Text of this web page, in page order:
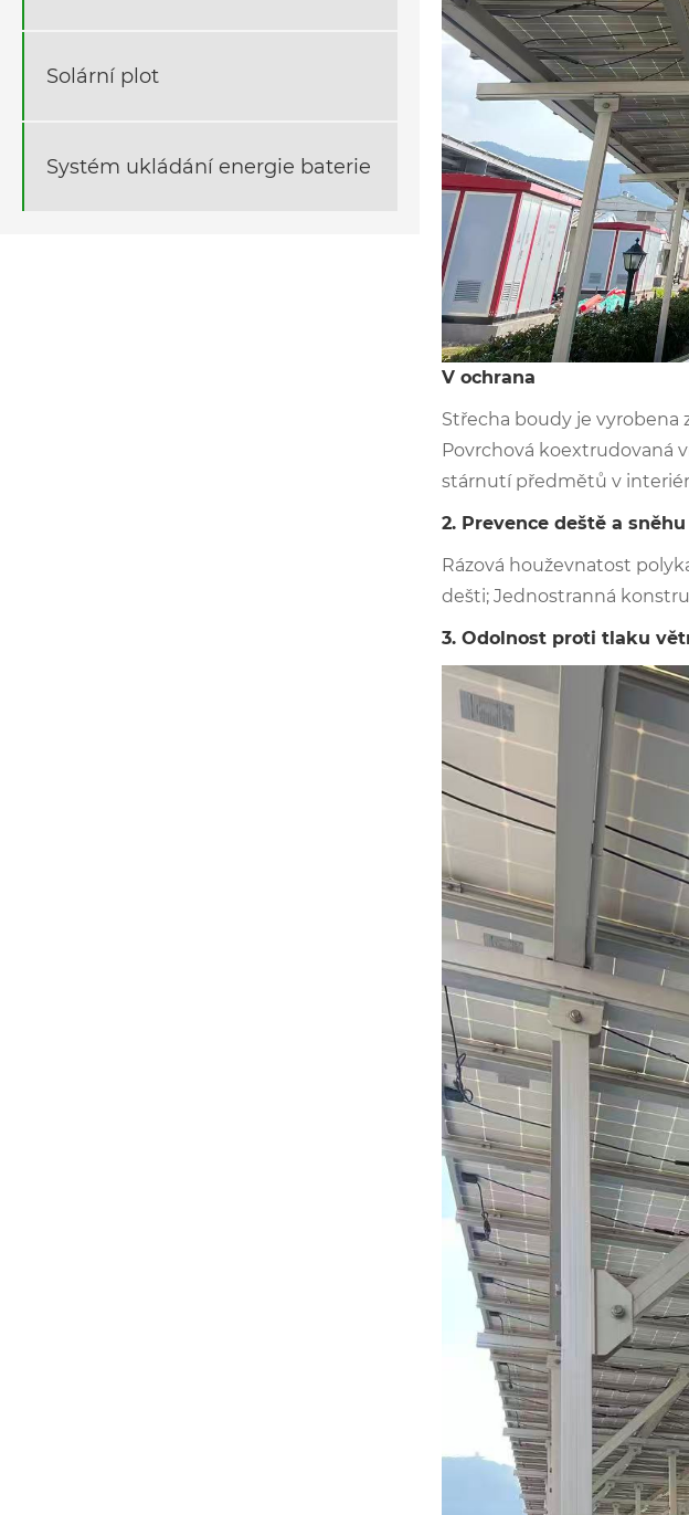
Solární plot
Systém ukládání energie baterie
V ochrana
Střecha boudy je vyrobena
Povrchová koextrudovaná
stárnutí předmětů v
2. Prevence deště a sněhu
Rázová houževnatost
dešti; Jednostranná
3. Odolnost proti tlaku